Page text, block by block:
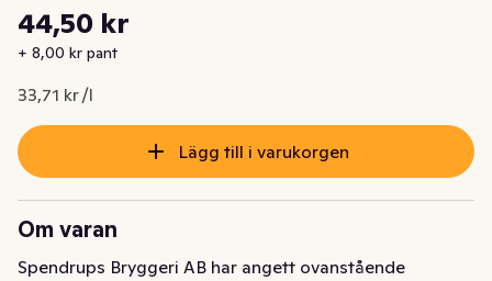
Nuvarande pris är: 44,50 kr
44,50 kr
+ 8,00 kr pant
33,71 kr /l
Styckpris: 33,71 kr /l
Lägg till i varukorgen
Om varan
Spendrups Bryggeri AB har angett ovanstående